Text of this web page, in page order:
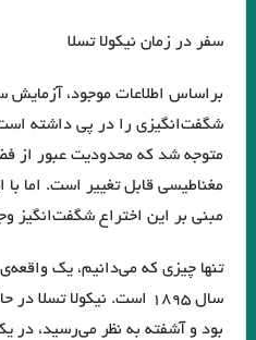
مرداد ۱۴۰۱)
داستان
اسحاقیان
سفر در زمان نیکولا تسلا
براساس اطلاعات موجود، آزمایش
شگفت‌انگیزی را در پی داشته
متوجه شد که محدودیت عبور از
مغناطیسی قابل تغییر است. اما
مبنی بر این اختراع شگفت‌انگیز
تنها چیزی که می‌دانیم، یک
سال ۱۸۹۵ است. نیکولا
بود و آشفته به نظر می‌رسید،